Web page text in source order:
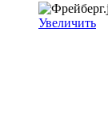
Увеличить